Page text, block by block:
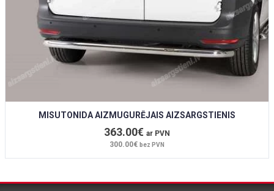
MISUTONIDA AIZMUGURĒJAIS AIZSARGSTIENIS
363.00€ ar PVN
300.00€ bez PVN